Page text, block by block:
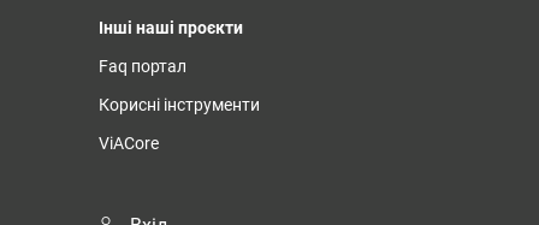
Інші наші проєкти
Faq портал
Корисні інструменти
ViACore